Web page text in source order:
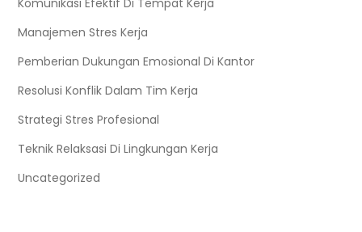
Manajemen Stres Kerja
Pemberian Dukungan Emosional Di Kantor
Resolusi Konflik Dalam Tim Kerja
Strategi Stres Profesional
Teknik Relaksasi Di Lingkungan Kerja
Uncategorized